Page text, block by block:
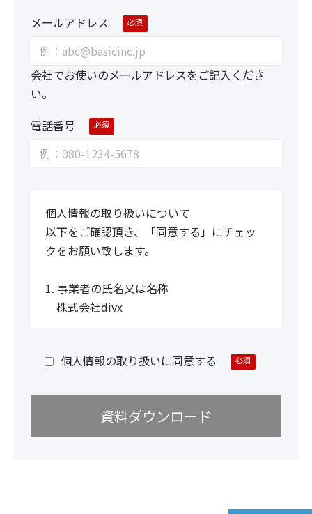
メールアドレス
会社でお使いのメールアドレスをご記入くださ
い。
電話番号
個人情報の取り扱いについて
以下をご確認頂き、「同意する」にチェッ
クをお願い致します。
1. 事業者の氏名又は名称
株式会社divx
人）の氏名又は職名、所属及び連絡先
連絡先：info@divx.co.jp
3. 個人情報の利用目的
個人情報の取り扱いに同意する